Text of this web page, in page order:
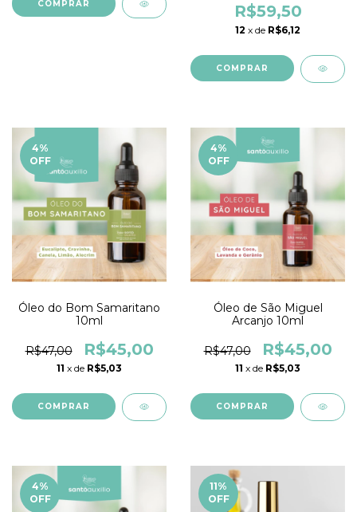
R$59,50
12 x de R$6,12
4%
OFF
Óleo do Bom Samaritano
10ml
R$47,00 R$45,00
11 x de R$5,03
4%
OFF
Óleo de São Miguel
Arcanjo 10ml
R$47,00 R$45,00
11 x de R$5,03
4%
OFF
11%
OFF